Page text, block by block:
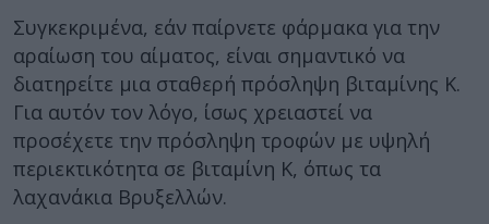
Συγκεκριμένα, εάν παίρνετε φάρμακα για την
αραίωση του αίματος, είναι σημαντικό να
διατηρείτε μια σταθερή πρόσληψη βιταμίνης Κ.
Για αυτόν τον λόγο, ίσως χρειαστεί να
προσέχετε την πρόσληψη τροφών με υψηλή
περιεκτικότητα σε βιταμίνη Κ, όπως τα
λαχανάκια Βρυξελλών.